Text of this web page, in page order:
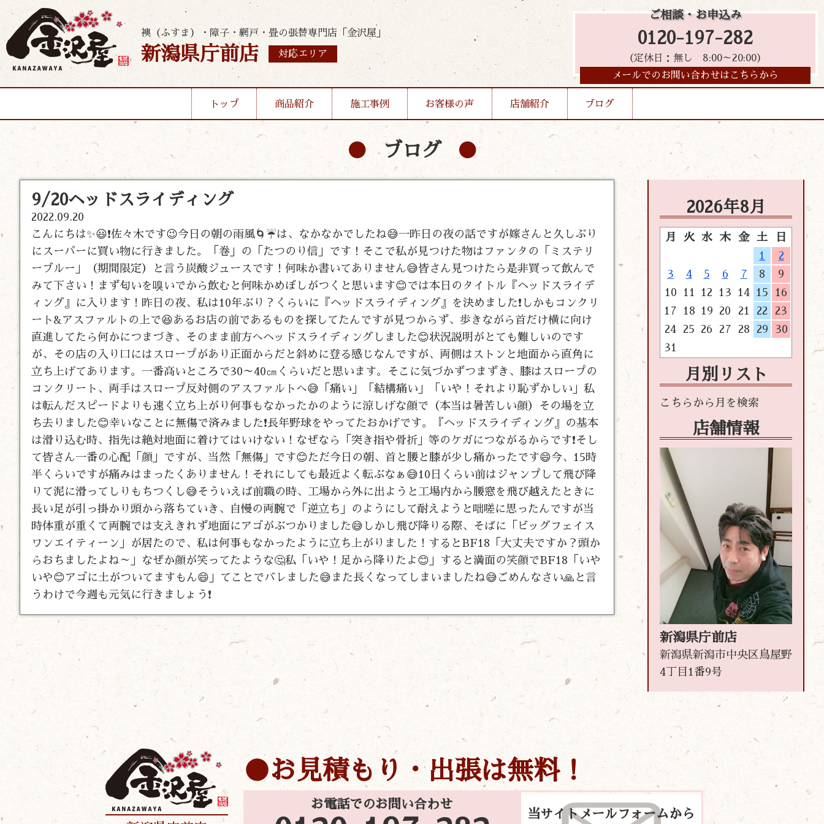
襖（ふすま）・障子・網戸・畳の張替専門店「金沢屋」
新潟県庁前店 対応エリア
ご相談・お申込み
0120-197-282
（定休日：無し 8:00～20:00）
メールでのお問い合わせはこちらから
トップ 商品紹介 施工事例 お客様の声 店舗紹介 ブログ
ブログ
9/20ヘッドスライディング
2022.09.20
こんにちは✨😃❗佐々木です😉今日の朝の雨風🌀☔は、なかなかでしたね😅一昨日の夜の話ですが嫁さんと久しぶり
にスーパーに買い物に行きました。「巻」の「たつのり信」です！そこで私が見つけた物はファンタの「ミステリ
ーブルー」（期間限定）と言う炭酸ジュースです！何味か書いてありません😅皆さん見つけたら是非買って飲んで
みて下さい！まず匂いを嗅いでから飲むと何味かめぼしがつくと思います😊では本日のタイトル『ヘッドスライデ
ィング』に入ります！昨日の夜、私は10年ぶり？くらいに『ヘッドスライディング』を決めました❗しかもコンクリ
ート&アスファルトの上で😆あるお店の前であるものを探してたんですが見つからず、歩きながら首だけ横に向け
直進してたら何かにつまづき、そのまま前方へヘッドスライディングしました😊状況説明がとても難しいのです
が、その店の入り口にはスロープがあり正面からだと斜めに登る感じなんですが、両側はストンと地面から直角に
立ち上げてあります。一番高いところで30～40㎝くらいだと思います。そこに気づかずつまずき、膝はスロープの
コンクリート、両手はスロープ反対側のアスファルトへ😅「痛い」「結構痛い」「いや！それより恥ずかしい」私
は転んだスピードよりも速く立ち上がり何事もなかったかのように涼しげな顔で（本当は暑苦しい顔）その場を立
ち去りました😊幸いなことに無傷で済みました❗長年野球をやってたおかげです。『ヘッドスライディング』の基本
は滑り込む時、指先は絶対地面に着けてはいけない！なぜなら「突き指や骨折」等のケガにつながるからです❗そし
て皆さん一番の心配「顔」ですが、当然「無傷」です😊ただ今日の朝、首と腰と膝が少し痛かったです😄今、15時
半くらいですが痛みはまったくありません！それにしても最近よく転ぶなぁ😅10日くらい前はジャンプして飛び降
りて泥に滑ってしりもちつくし😅そういえば前職の時、工場から外に出ようと工場内から腰窓を飛び越えたときに
長い足が引っ掛かり頭から落ちていき、自慢の両腕で「逆立ち」のようにして耐えようと咄嗟に思ったんですが当
時体重が重くて両腕では支えきれず地面にアゴがぶつかりました😅しかし飛び降りる際、そばに「ビッグフェイス
ワンエイティーン」が居たので、私は何事もなかったように立ち上がりました！するとBF18「大丈夫ですか？頭か
らおちましたよね～」なぜか顔が笑ってたような🤔私「いや！足から降りたよ😊」すると満面の笑顔でBF18「いや
いや😊アゴに土がついてますもん😄」てことでバレました😅また長くなってしまいましたね😅ごめんなさい🙏と言
うわけで今週も元気に行きましょう❗
2026年8月
月 火 水 木 金 土
日
1
2
3
4 5 6 7 8
9
10
11 12 13 14 15
16
17
18 19 20 21 22
23
24
25 26 27 28 29
30
31
月別リスト
店舗情報
新潟県庁前店
新潟県新潟市中央区鳥屋野
4丁目1番9号
お見積もり・出張は無料！
お電話でのお問い合わせ
当サイトメールフォームから